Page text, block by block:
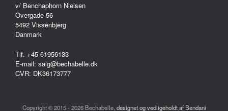
v/ Benchaphorn Nielsen
Overgade 56
5492 Vissenbjerg
Danmark
Tlf. +45 61956133
E-mail: salg@bechabelle.dk
CVR: DK36173777
Copyright © 2015 - 2026 Bechabelle, designet og vedligeholdt af Bendani